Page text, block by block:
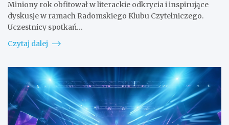
Miniony rok obfitował w literackie odkrycia i inspirujące
dyskusje w ramach Radomskiego Klubu Czytelniczego.
Uczestnicy spotkań…
Czytaj dalej